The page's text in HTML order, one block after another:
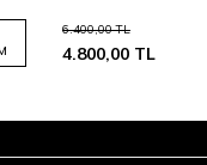
6.400,00TL
4.800,00 TL